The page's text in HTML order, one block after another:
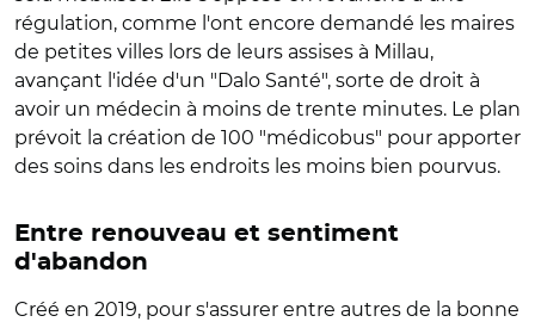
régulation, comme l'ont encore demandé les maires
de petites villes lors de leurs assises à Millau,
avançant l'idée d'un "Dalo Santé", sorte de droit à
avoir un médecin à moins de trente minutes. Le plan
prévoit la création de 100 "médicobus" pour apporter
des soins dans les endroits les moins bien pourvus.
Entre renouveau et sentiment
d'abandon
Créé en 2019, pour s'assurer entre autres de la bonne